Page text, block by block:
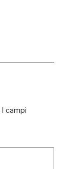
I campi